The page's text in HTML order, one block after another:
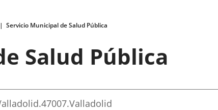
Servicio Municipal de Salud Pública
Salud Pública
47007.Valladolid